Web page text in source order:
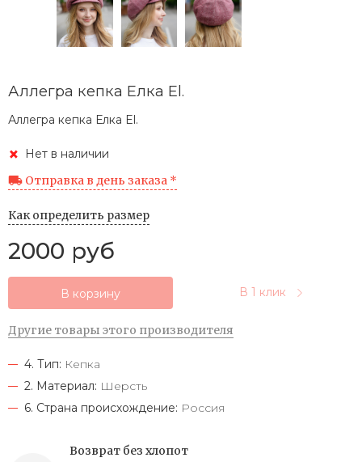
Аллегра кепка Елка El.
Аллегра кепка Елка El.
Нет в наличии
Отправка в день заказа *
Как определить размер
2000 руб
В корзину В 1 клик
Другие товары этого производителя
4. Тип: Кепка
2. Материал: Шерсть
6. Страна происхождение: Россия
Возврат без хлопот